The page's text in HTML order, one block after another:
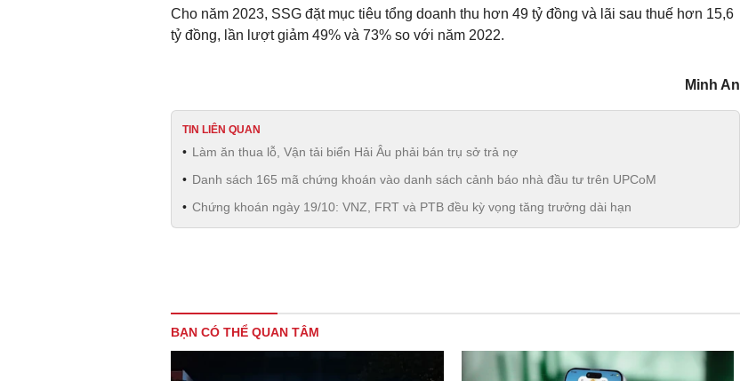
Cho năm 2023, SSG đặt mục tiêu tổng doanh thu hơn 49 tỷ đồng và lãi sau thuế hơn 15,6
tỷ đồng, lần lượt giảm 49% và 73% so với năm 2022.
Minh An
TIN LIÊN QUAN
Làm ăn thua lỗ, Vận tải biển Hải Âu phải bán trụ sở trả nợ
Danh sách 165 mã chứng khoán vào danh sách cảnh báo nhà đầu tư trên UPCoM
Chứng khoán ngày 19/10: VNZ, FRT và PTB đều kỳ vọng tăng trưởng dài hạn
BẠN CÓ THỂ QUAN TÂM